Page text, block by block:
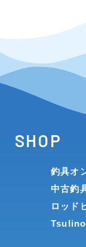
SHOP
釣具オ
中古釣
ロッド
Tsulino